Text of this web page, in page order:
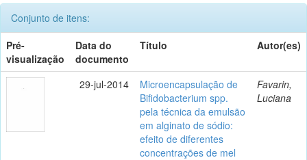
Conjunto de itens:
Pré-
visualização
Data do
documento
Título Autor(es)
29-jul-2014
Microencapsulação de
Bifidobacterium spp.
pela técnica da emulsão
em alginato de sódio:
efeito de diferentes
concentrações de mel
Favarin,
Luciana